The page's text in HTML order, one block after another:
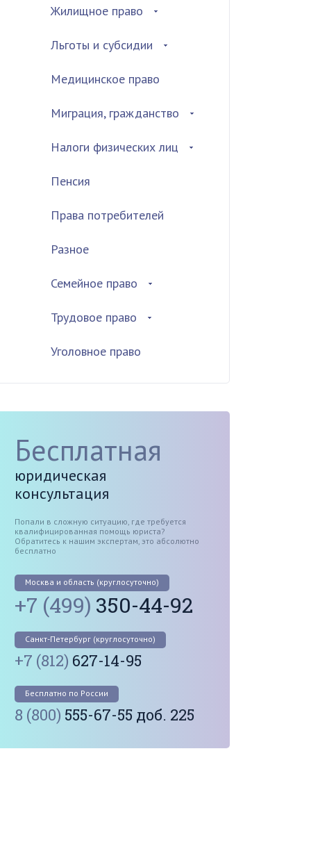
Жилищное право
Льготы и субсидии
Медицинское право
Миграция, гражданство
Налоги физических лиц
Пенсия
Права потребителей
Разное
Семейное право
Трудовое право
Уголовное право
Бесплатная
юридическая
консультация
Попали в сложную ситуацию, где требуется
квалифицированная помощь юриста?
Обратитесь к нашим экспертам, это абсолютно
бесплатно
Москва и область (круглосуточно)
+7 (499) 350-44-92
Санкт-Петербург (круглосуточно)
+7 (812) 627-14-95
Бесплатно по России
8 (800) 555-67-55 доб. 225